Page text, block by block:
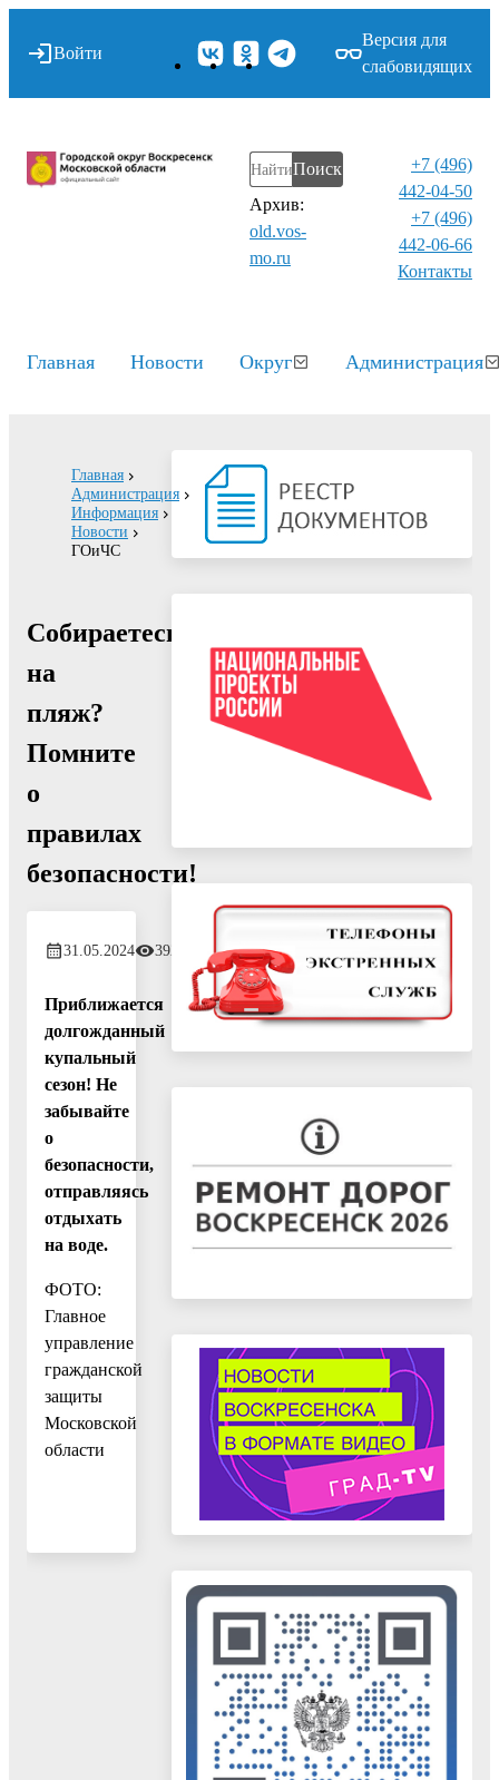
Войти
Версия для
слабовидящих
Поиск
Архив:
old.vos-
mo.ru
+7 (496)
442-04-50
+7 (496)
442-06-66
Контакты⁠
Главная Новости Округ Администрация
Главная
Администрация
Информация
Новости
ГОиЧС
Собираетесь
на
пляж?
Помните
о
правилах
безопасности!
31.05.2024 392
Приближается
долгожданный
купальный
сезон! Не
забывайте
о
безопасности,
отправляясь
отдыхать
на воде.
ФОТО:
Главное
управление
гражданской
защиты
Московской
области